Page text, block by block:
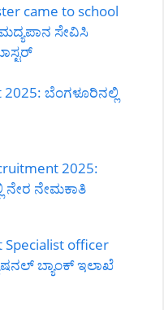
came to school
ಸೇವಿಸಿ
2025: ಬೆಂಗಳೂರಿನಲ್ಲಿ
2025:
ನೇಮಕಾತಿ
Specialist officer
ಬ್ಯಾಂಕ್ ಇಲಾಖೆ